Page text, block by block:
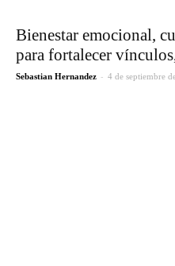
Bienestar emocional,
para fortalecer
Sebastian Hernandez - 4 de septiembre